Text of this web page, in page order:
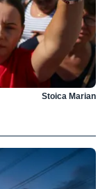
Stoica Marian